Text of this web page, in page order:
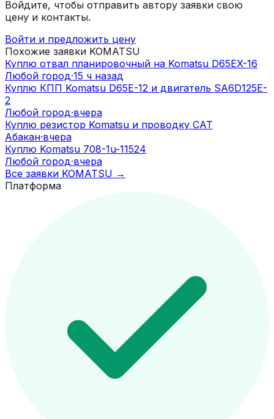
Войдите, чтобы отправить автору заявки свою
цену и контакты.
Войти и предложить цену
Похожие заявки KOMATSU
Куплю отвал планировочный на Komatsu D65EX-16
Любой город·15 ч назад
Куплю КПП Komatsu D65E-12 и двигатель SA6D125E-
2
Любой город·вчера
Куплю резистор Komatsu и проводку CAT
Абакан·вчера
Куплю Komatsu 708-1u-11524
Любой город·вчера
Все заявки KOMATSU →
Платформа